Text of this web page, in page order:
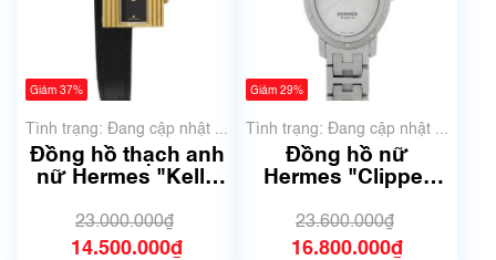
Giảm 37%
Tình trạng: Đang cập nhật ...
Đồng hồ thạch anh
nữ Hermes "Kelly
23.000.000₫
14.500.000₫
Giảm 29%
Tình trạng: Đang cập nhật ...
Đồng hồ nữ
Hermes "Clipper
23.600.000₫
16.800.000₫